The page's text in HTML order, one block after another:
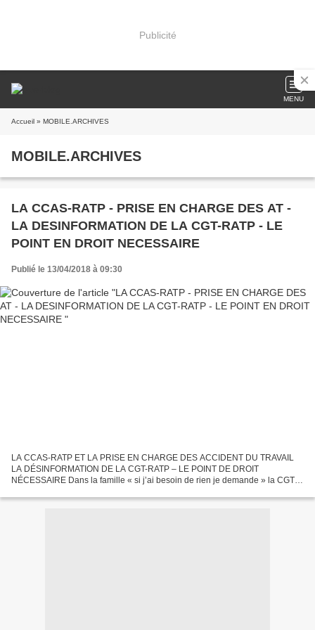
Publicité
MENU
Accueil » MOBILE.ARCHIVES
MOBILE.ARCHIVES
LA CCAS-RATP - PRISE EN CHARGE DES AT -
LA DESINFORMATION DE LA CGT-RATP - LE
POINT EN DROIT NECESSAIRE
Publié le 13/04/2018 à 09:30
LA CCAS-RATP ET LA PRISE EN CHARGE DES ACCIDENT DU TRAVAIL
LA DÉSINFORMATION DE LA CGT-RATP – LE POINT DE DROIT
NÉCESSAIRE Dans la famille « si j’ai besoin de rien je demande » la CGT a